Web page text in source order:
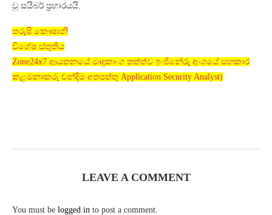
වූ සයිබර් ප්‍රහාරයයි.
තරුෂි කෞෂානි
විශේෂ ස්තුතිය
Zone24x7 ආයතනයේ මෘදුකාංග තත්ත්ව ඉංජිනේරු අංශයේ සහකාර
කළමනාකරු චන්දිම අතපත්තු Application Security Analyst)
LEAVE A COMMENT
You must be logged in to post a comment.